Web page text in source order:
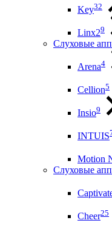
Key32
Linx29
Слуховые
Arena4
Cellion5
Insio9
INTUIS
Motion
Слуховые
Cheer25